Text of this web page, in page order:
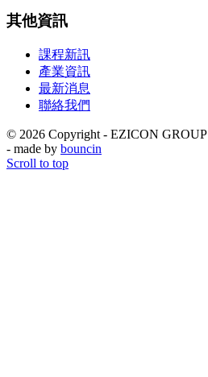
其他資訊
課程新訊
產業資訊
最新消息
聯絡我們
© 2026 Copyright - EZICON GROUP
- made by bouncin
Scroll to top